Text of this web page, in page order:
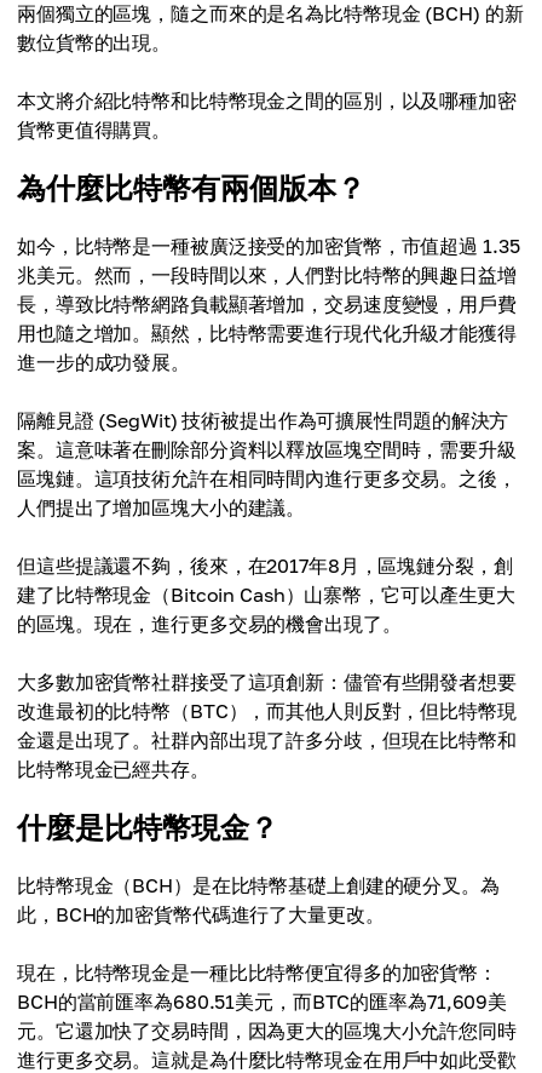
兩個獨立的區塊，隨之而來的是名為比特幣現金 (BCH) 的新
數位貨幣的出現。
本文將介紹比特幣和比特幣現金之間的區別，以及哪種加密
貨幣更值得購買。
為什麼比特幣有兩個版本？
如今，比特幣是一種被廣泛接受的加密貨幣，市值超過 1.35
兆美元。然而，一段時間以來，人們對比特幣的興趣日益增
長，導致比特幣網路負載顯著增加，交易速度變慢，用戶費
用也隨之增加。顯然，比特幣需要進行現代化升級才能獲得
進一步的成功發展。
隔離見證 (SegWit) 技術被提出作為可擴展性問題的解決方
案。這意味著在刪除部分資料以釋放區塊空間時，需要升級
區塊鏈。這項技術允許在相同時間內進行更多交易。之後，
人們提出了增加區塊大小的建議。
但這些提議還不夠，後來，在2017年8月，區塊鏈分裂，創
建了比特幣現金（Bitcoin Cash）山寨幣，它可以產生更大
的區塊。現在，進行更多交易的機會出現了。
大多數加密貨幣社群接受了這項創新：儘管有些開發者想要
改進最初的比特幣（BTC），而其他人則反對，但比特幣現
金還是出現了。社群內部出現了許多分歧，但現在比特幣和
比特幣現金已經共存。
什麼是比特幣現金？
比特幣現金（BCH）是在比特幣基礎上創建的硬分叉。為
此，BCH的加密貨幣代碼進行了大量更改。
現在，比特幣現金是一種比比特幣便宜得多的加密貨幣：
BCH的當前匯率為680.51美元，而BTC的匯率為71,609美
元。它還加快了交易時間，因為更大的區塊大小允許您同時
進行更多交易。這就是為什麼比特幣現金在用戶中如此受歡